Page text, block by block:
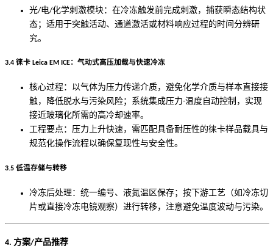
光/电/化学刺激模块：在冷冻触发前完成刺激，捕获瞬态结构状
态；适用于突触活动、通道激活或材料响应过程的时间分辨研
究。
3.4 徕卡 Leica EM ICE：气动式高压加载与快速冷冻
核心过程：以气体为压力传递介质，避免化学介质与样本直接接
触，降低脱水与污染风险；系统集成压力-温度自动控制，实现
接近玻璃化所需的高冷却速率。
工程要点：压力上升快速，需匹配具备耐压性的徕卡样品载具与
规范化操作流程以确保复现性与安全性。
3.5 低温存储与转移
冷冻后处理：统一编号、液氮温区保存；按下游工艺（如冷冻切
片或直接冷冻电镜观察）进行转移，注意避免温度波动与污染。
4. 方案/产品推荐